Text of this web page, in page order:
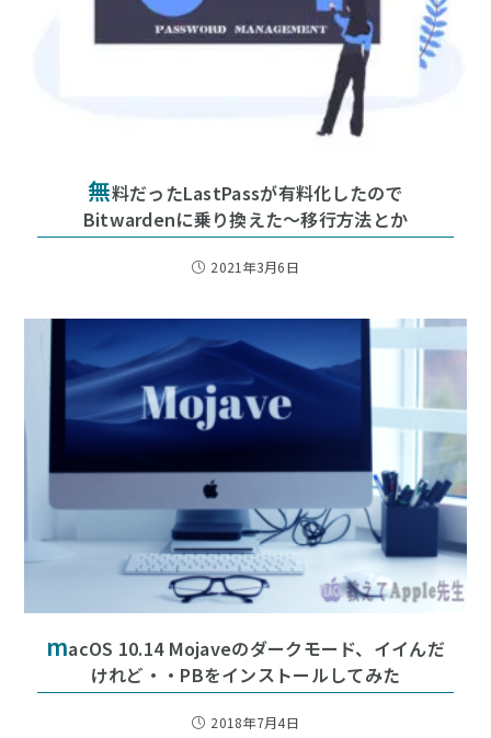
無料だったLastPassが有料化したので
Bitwardenに乗り換えた〜移行方法とか
2021年3月6日
macOS 10.14 Mojaveのダークモード、イイんだ
けれど・・PBをインストールしてみた
2018年7月4日